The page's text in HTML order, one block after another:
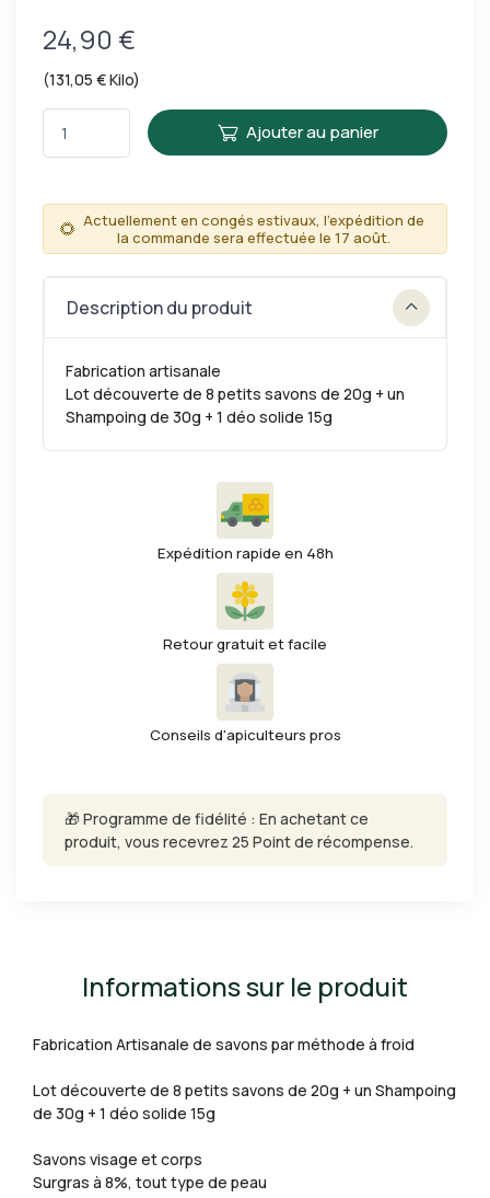
24,90 €
(131,05 € Kilo)
Ajouter au panier
🌻 Actuellement en congés estivaux, l'expédition de
la commande sera effectuée le 17 août.
Description du produit
Fabrication artisanale
Lot découverte de 8 petits savons de 20g + un
Shampoing de 30g + 1 déo solide 15g
Expédition rapide en 48h
Retour gratuit et facile
Conseils d'apiculteurs pros
🎁 Programme de fidélité : En achetant ce
produit, vous recevrez 25 Point de récompense.
Informations sur le produit
Fabrication Artisanale de savons par méthode à froid
Lot découverte de 8 petits savons de 20g + un Shampoing
de 30g + 1 déo solide 15g
Savons visage et corps
Surgras à 8%, tout type de peau